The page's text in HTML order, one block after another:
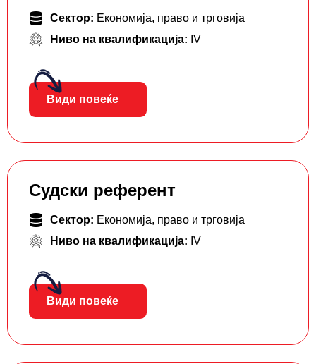
Сектор: Економија, право и трговија
Ниво на квалификација: IV
Види повеќе
Судски референт
Сектор: Економија, право и трговија
Ниво на квалификација: IV
Види повеќе